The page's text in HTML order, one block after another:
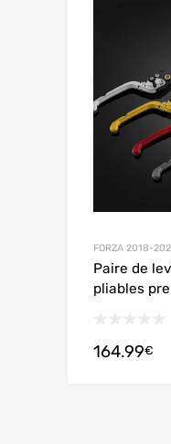
FORZA 2018-
Paire de
pliables
164.99€